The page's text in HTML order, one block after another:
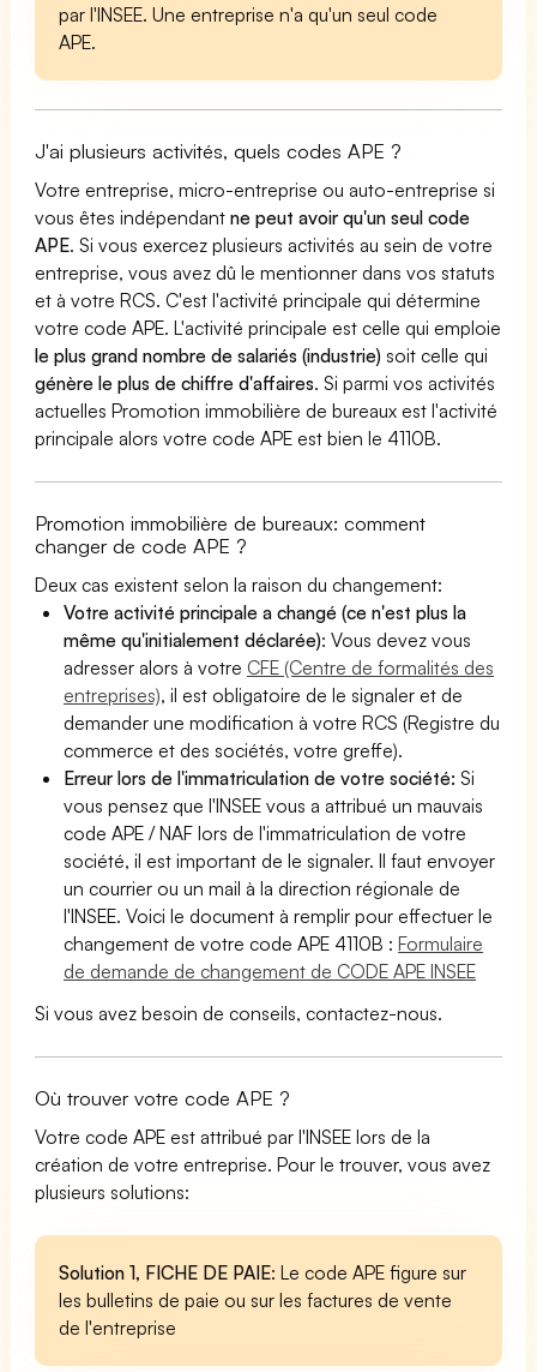
par l'INSEE. Une entreprise n'a qu'un seul code
APE.
J'ai plusieurs activités, quels codes APE ?
Votre entreprise, micro-entreprise ou auto-entreprise si
vous êtes indépendantne peut avoir qu'un seul code
APE. Si vous exercez plusieurs activités au sein de votre
entreprise, vous avez dû le mentionner dans vos statuts
et à votre RCS. C'est l'activité principale qui détermine
votre code APE. L'activité principale est celle qui emploie
le plus grand nombre de salariés (industrie) soit celle qui
génère le plus de chiffre d'affaires. Si parmi vos activités
actuelles Promotion immobilière de bureaux est l'activité
principale alors votre code APE est bien le 4110B.
Promotion immobilière de bureaux: comment
changer de code APE ?
Deux cas existent selon la raison du changement:
Votre activité principale a changé (ce n'est plus la
même qu'initialement déclarée): Vous devez vous
adresser alors à votre CFE (Centre de formalités des
entreprises), il est obligatoire de le signaler et de
demander une modification à votre RCS (Registre du
commerce et des sociétés, votre greffe).
Erreur lors de l'immatriculation de votre société:Si
vous pensez que l'INSEE vous a attribué un mauvais
code APE / NAF lors de l'immatriculation de votre
société, il est important de le signaler. Il faut envoyer
un courrier ou un mail à la direction régionale de
l'INSEE. Voici le document à remplir pour effectuer le
changement de votre code APE 4110B :Formulaire
de demande de changement de CODE APE INSEE
Si vous avez besoin de conseils, contactez-nous.
Où trouver votre code APE ?
Votre code APE est attribué par l'INSEE lors de la
création de votre entreprise. Pour le trouver, vous avez
plusieurs solutions:
Solution 1, FICHE DE PAIE: Le code APE figure sur
les bulletins de paie ou sur les factures de vente
de l'entreprise